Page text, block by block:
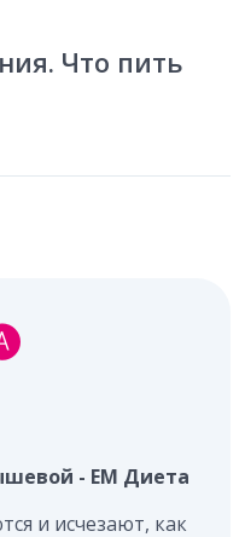
Что пить
- ЕМ Диета
и исчезают, как